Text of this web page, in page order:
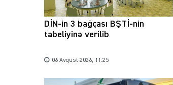
DİN-in 3 bağçası BŞTİ-nin
tabeliyinə verilib
06 Avqust 2026, 11:25